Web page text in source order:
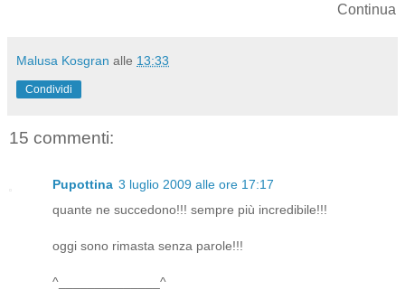
Continua
Malusa Kosgran alle 13:33
Condividi
15 commenti:
Pupottina 3 luglio 2009 alle ore 17:17
quante ne succedono!!! sempre più incredibile!!!
oggi sono rimasta senza parole!!!
^______________^